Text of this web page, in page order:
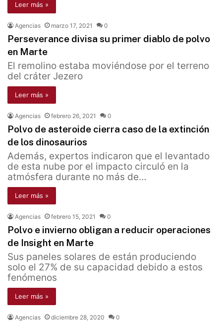
Leer más »
Agencias marzo 17, 2021 0
Perseverance divisa su primer diablo de polvo
en Marte
El remolino estaba moviéndose por el terreno
del cráter Jezero
Leer más »
Agencias febrero 26, 2021 0
Polvo de asteroide cierra caso de la extinción
de los dinosaurios
Además, expertos indicaron que el levantado
de esta nube por el impacto circuló en la
atmósfera durante no más de…
Leer más »
Agencias febrero 15, 2021 0
Polvo e invierno obligan a reducir operaciones
de Insight en Marte
Sus paneles solares de están produciendo
solo el 27% de su capacidad debido a estos
fenómenos
Leer más »
Agencias diciembre 28, 2020 0